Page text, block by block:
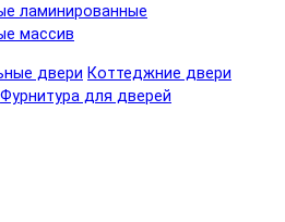
ламинированные
массив
двери Коттеджние двери
Фурнитура для дверей